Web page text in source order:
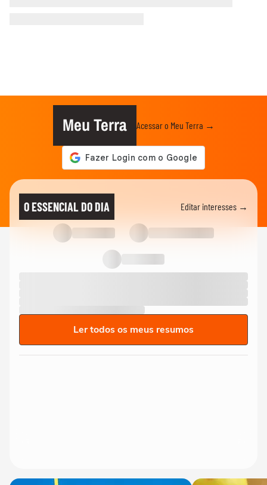
Meu Terra Acessar o Meu Terra →
O ESSENCIAL DO DIA Editar interesses →
Ler todos os meus resumos